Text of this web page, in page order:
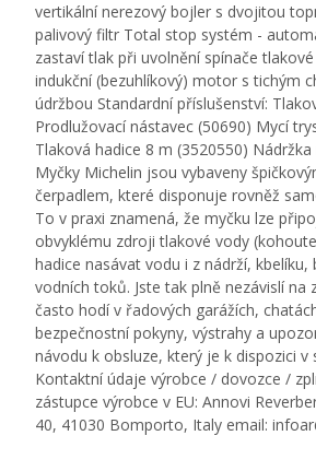
vertikální nerezový bojler s dvojitou
palivový filtr Total stop systém -
zastaví tlak při uvolnění spínače
indukční (bezuhlíkový) motor s tichým
údržbou Standardní příslušenství:
Prodlužovací nástavec (50690) Mycí
Tlaková hadice 8 m (3520550)
Myčky Michelin jsou vybaveny
čerpadlem, které disponuje rovněž
To v praxi znamená, že myčku lze
obvyklému zdroji tlakové vody
hadice nasávat vodu i z nádrží, kbelíku,
vodních toků. Jste tak plně nezávislí na
často hodí v řadových garážích,
bezpečnostní pokyny, výstrahy a
návodu k obsluze, který je k dispozici v
Kontaktní údaje výrobce / dovozce /
zástupce výrobce v EU: Annovi
40, 41030 Bomporto, Italy email: